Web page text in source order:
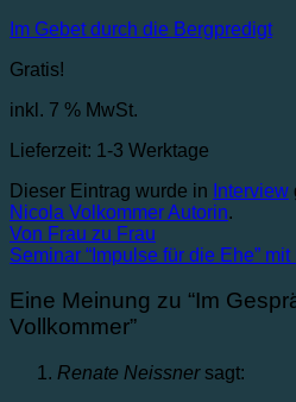
Im Gebet durch die Bergpredigt
Gratis!
inkl. 7 % MwSt.
Lieferzeit: 1-3 Werktage
Dieser Eintrag wurde in Interview
Nicola Volkommer Autorin.
Von Frau zu Frau
Seminar “Impulse für die Ehe”
Eine Meinung zu “Im
Vollkommer”
Renate Neissner sagt: